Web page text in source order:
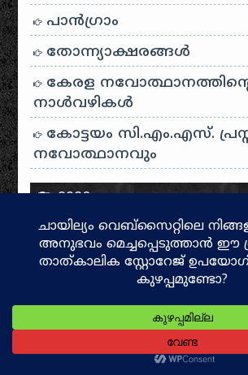
പാന്‍ഗ്രാം
തോന്ന്യാക്ഷരങ്ങള്‍
കേരള
നാൾവഴികൾ
കോട്ടയം സി.എം.എസ്.
നവോത്ഥാനവും
2026
July
കൊട്ടിയൂർ ക്ഷേത്ര
കൊട്ടിയൂർ – വയനാട്
യാത്രാവിശേഷങ്ങൾ